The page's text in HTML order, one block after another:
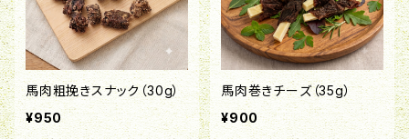
馬肉粗挽きスナック（30g）
¥950
馬肉巻きチーズ（35g）
¥900